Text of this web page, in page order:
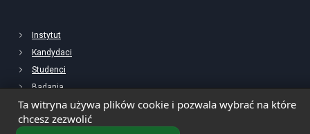
Ta witryna używa plików cookie i pozwala wybrać na które
chcesz zezwolić
Instytut
Kandydaci
Studenci
Badania